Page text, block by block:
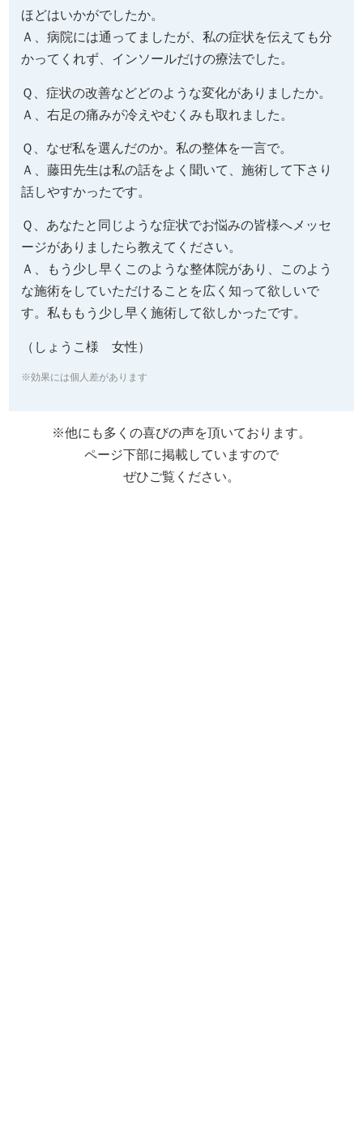
ほどはいかがでしたか。
Ａ、病院には通ってましたが、私の症状を伝えても分
かってくれず、インソールだけの療法でした。
Ｑ、症状の改善などどのような変化がありましたか。
Ａ、右足の痛みが冷えやむくみも取れました。
Ｑ、なぜ私を選んだのか。私の整体を一言で。
Ａ、藤田先生は私の話をよく聞いて、施術して下さり
話しやすかったです。
Ｑ、あなたと同じような症状でお悩みの皆様へメッセ
ージがありましたら教えてください。
Ａ、もう少し早くこのような整体院があり、このよう
な施術をしていただけることを広く知って欲しいで
す。私ももう少し早く施術して欲しかったです。
（しょうこ様 女性）
※効果には個人差があります
※他にも多くの喜びの声を頂いております。
ページ下部に掲載していますので
ぜひご覧ください。